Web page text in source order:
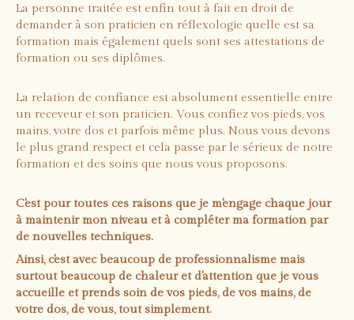
La personne traitée est enfin tout à fait en droit de
demander à son praticien en réflexologie quelle est sa
formation mais également quels sont ses attestations de
formation ou ses diplômes.
La relation de confiance est absolument essentielle entre
un receveur et son praticien. Vous confiez vos pieds, vos
mains, votre dos et parfois même plus. Nous vous devons
le plus grand respect et cela passe par le sérieux de notre
formation et des soins que nous vous proposons.
C'est pour toutes ces raisons que je m'engage chaque jour
à maintenir mon niveau et à compléter ma formation par
de nouvelles techniques.
Ainsi, c'est avec beaucoup de professionnalisme mais
surtout beaucoup de chaleur et d'attention que je vous
accueille et prends soin de vos pieds, de vos mains, de
votre dos, de vous, tout simplement.